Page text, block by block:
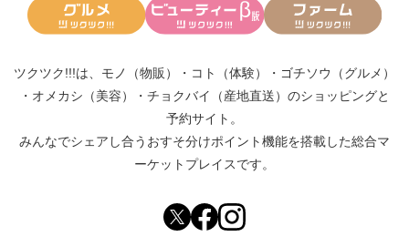
ツクツク!!!は、 モノ（物販） ・ コト（体験） ・ ゴチソウ（グルメ）
・ オメカシ（美容） ・ チョクバイ（産地直送） のショッピングと
予約サイト。
みんなでシェアし合う おすそ分けポイント機能を搭載した総合マ
ーケットプレイスです。